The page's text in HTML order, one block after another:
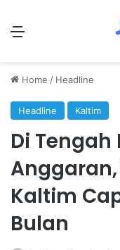
Menu
Home / Headline
Headline Kaltim
Di Tengah
Kaltim
Bulan